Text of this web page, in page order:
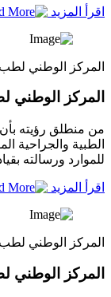
اقرأ المزيد
المركز الوطني
المركز الوطني
من منطلق رؤيته
الطبية والجراحية
للموارد ورسالته
اقرأ المزيد
المركز الوطني
المركز الوطني